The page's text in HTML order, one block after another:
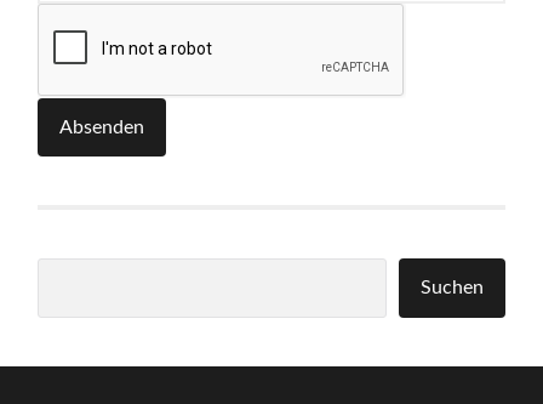
Absenden
Suchen